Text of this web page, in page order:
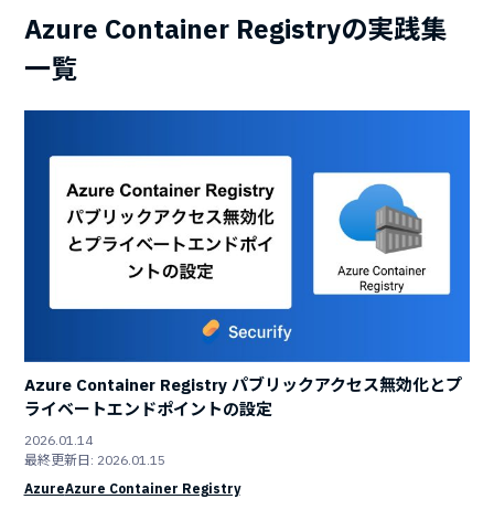
Azure Container Registryの実践集
一覧
Azure Container Registry パブリックアクセス無効化とプ
ライベートエンドポイントの設定
2026.01.14
最終更新日: 2026.01.15
AzureAzure Container Registry